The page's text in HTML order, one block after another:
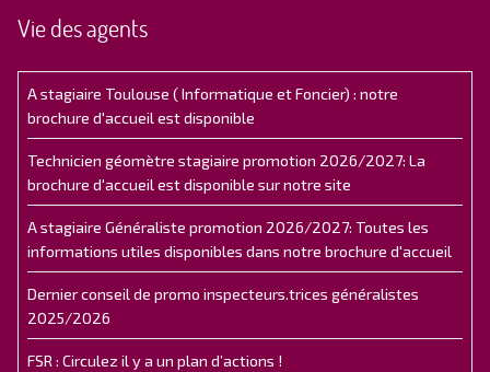
Vie des agents
A stagiaire Toulouse ( Informatique et Foncier) : notre
brochure d'accueil est disponible
Technicien géomètre stagiaire promotion 2026/2027: La
brochure d'accueil est disponible sur notre site
A stagiaire Généraliste promotion 2026/2027: Toutes les
informations utiles disponibles dans notre brochure d'accueil
Dernier conseil de promo inspecteurs.trices généralistes
2025/2026
FSR : Circulez il y a un plan d’actions !